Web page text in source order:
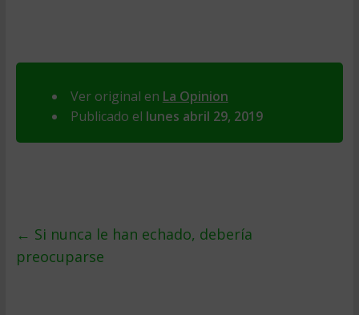
Ver original en La Opinion
Publicado el lunes abril 29, 2019
← Si nunca le han echado, debería
preocuparse